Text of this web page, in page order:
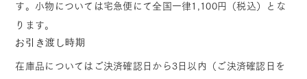
す。小物については宅急便にて全国一律1,100円（税込）とな
ります。
お引き渡し時期
在庫品についてはご決済確認日から3日以内（ご決済確認日を